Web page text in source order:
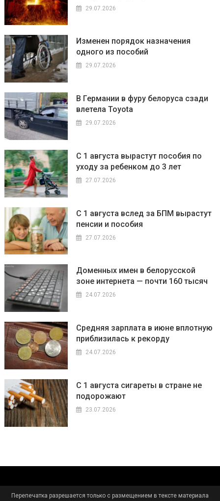
29.07.2026
Изменен порядок назначения
одного из пособий
29.07.2026
В Германии в фуру белоруса сзади
влетела Toyota
29.07.2026
С 1 августа вырастут пособия по
уходу за ребенком до 3 лет
27.07.2026
С 1 августа вслед за БПМ вырастут
пенсии и пособия
27.07.2026
Доменных имен в белорусской
зоне интернета — почти 160 тысяч
24.07.2026
Средняя зарплата в июне вплотную
приблизилась к рекорду
24.07.2026
С 1 августа сигареты в стране не
подорожают
23.07.2026
Перепечатка разрешается только с размещением в тексте материала